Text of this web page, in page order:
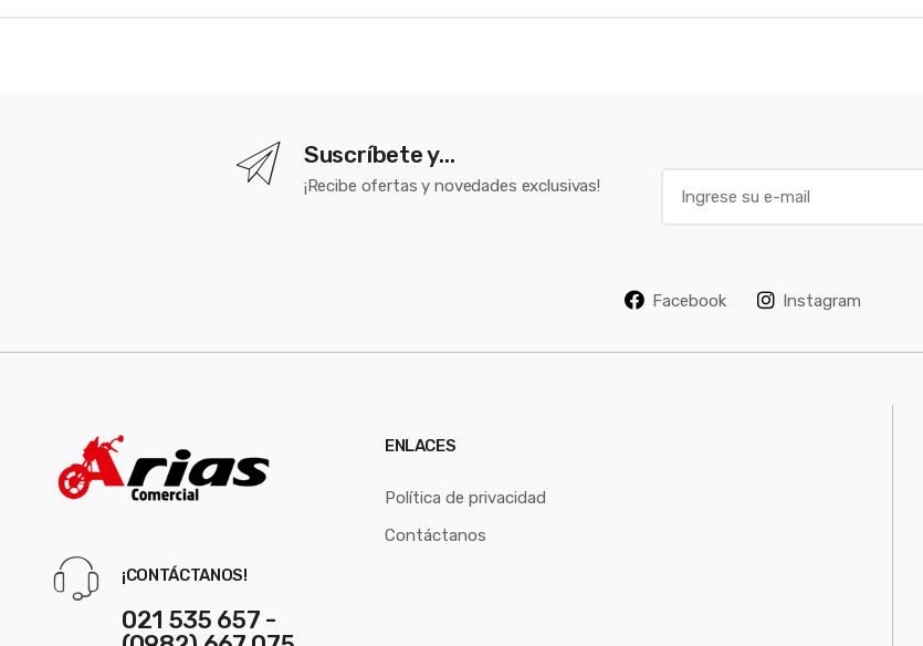
Suscríbete y...
¡Recibe ofertas y novedades exclusivas!
Facebook Instagram
¡CONTÁCTANOS!
021 535 657 -
ENLACES
Política de privacidad
Contáctanos